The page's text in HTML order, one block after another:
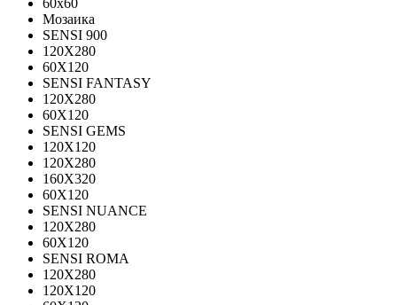
60x60
Мозаика
SENSI 900
120Х280
60X120
SENSI FANTASY
120Х280
60Х120
SENSI GEMS
120Х120
120Х280
160X320
60X120
SENSI NUANCE
120X280
60X120
SENSI ROMA
120X280
120Х120